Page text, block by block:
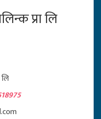
प्रा लि